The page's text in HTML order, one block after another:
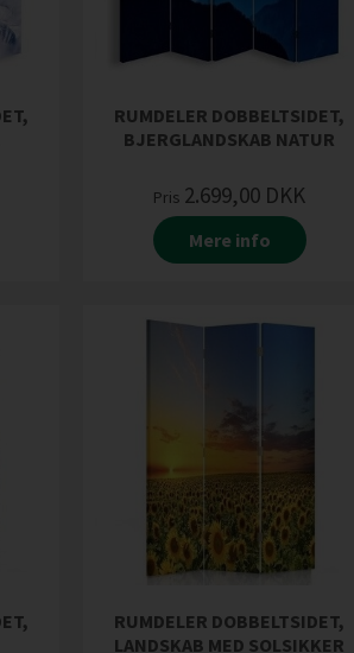
RUMDELER DOBBELTSIDET,
BJERGLANDSKAB NATUR
Pris 2.699,00 DKK
Mere info
RUMDELER DOBBELTSIDET,
LANDSKAB MED SOLSIKKER